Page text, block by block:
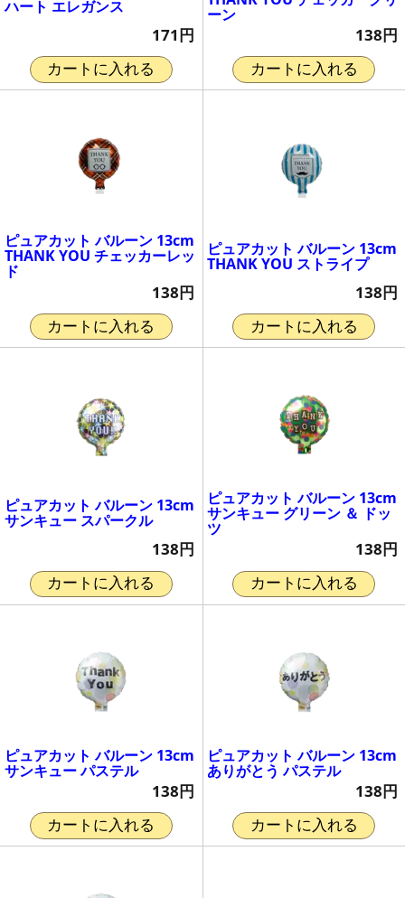
ハート エレガンス
171円
カートに入れる
ーン
138円
カートに入れる
ピュアカット バルーン 13cm
THANK YOU チェッカーレッ
ド
138円
カートに入れる
ピュアカット バルーン 13cm
THANK YOU ストライプ
138円
カートに入れる
ピュアカット バルーン 13cm
サンキュー スパークル
138円
カートに入れる
ピュアカット バルーン 13cm
サンキュー グリーン ＆ ドッ
ツ
138円
カートに入れる
ピュアカット バルーン 13cm
サンキュー パステル
138円
カートに入れる
ピュアカット バルーン 13cm
ありがとう パステル
138円
カートに入れる